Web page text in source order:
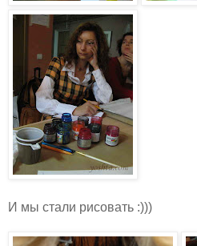
И мы стали рисовать :)))